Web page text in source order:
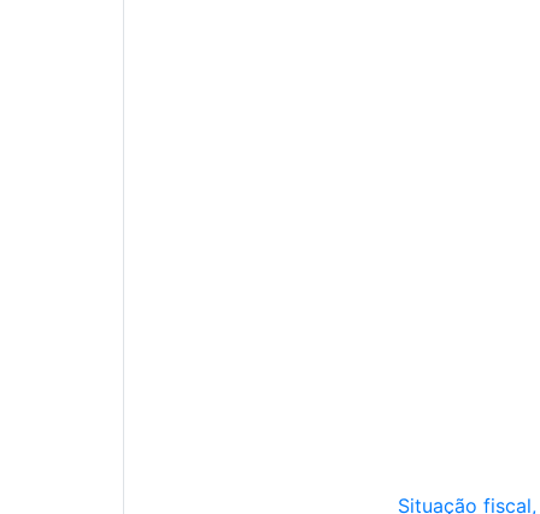
Situação